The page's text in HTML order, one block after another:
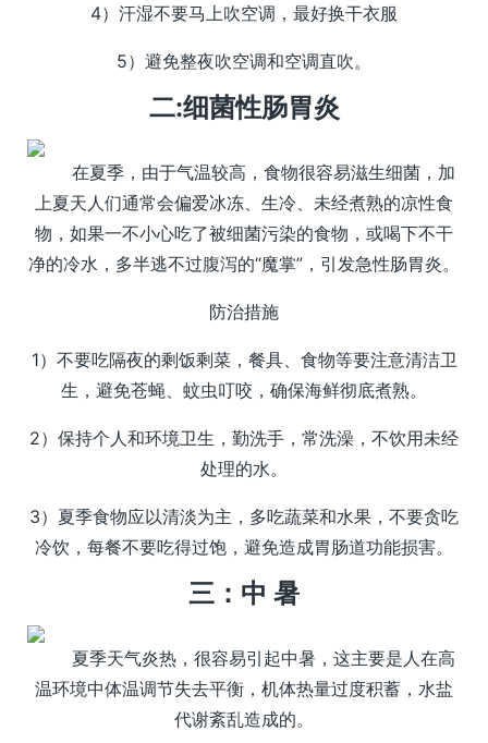
4）汗湿不要马上吹空调，最好换干衣服
5）避免整夜吹空调和空调直吹。
二:细菌性肠胃炎
在夏季，由于气温较高，食物很容易滋生细菌，加
上夏天人们通常会偏爱冰冻、生冷、未经煮熟的凉性食
物，如果一不小心吃了被细菌污染的食物，或喝下不干
净的冷水，多半逃不过腹泻的“魔掌”，引发急性肠胃炎。
防治措施
1）不要吃隔夜的剩饭剩菜，餐具、食物等要注意清洁卫
生，避免苍蝇、蚊虫叮咬，确保海鲜彻底煮熟。
2）保持个人和环境卫生，勤洗手，常洗澡，不饮用未经
处理的水。
3）夏季食物应以清淡为主，多吃蔬菜和水果，不要贪吃
冷饮，每餐不要吃得过饱，避免造成胃肠道功能损害。
三：中 暑
夏季天气炎热，很容易引起中暑，这主要是人在高
温环境中体温调节失去平衡，机体热量过度积蓄，水盐
代谢紊乱造成的。